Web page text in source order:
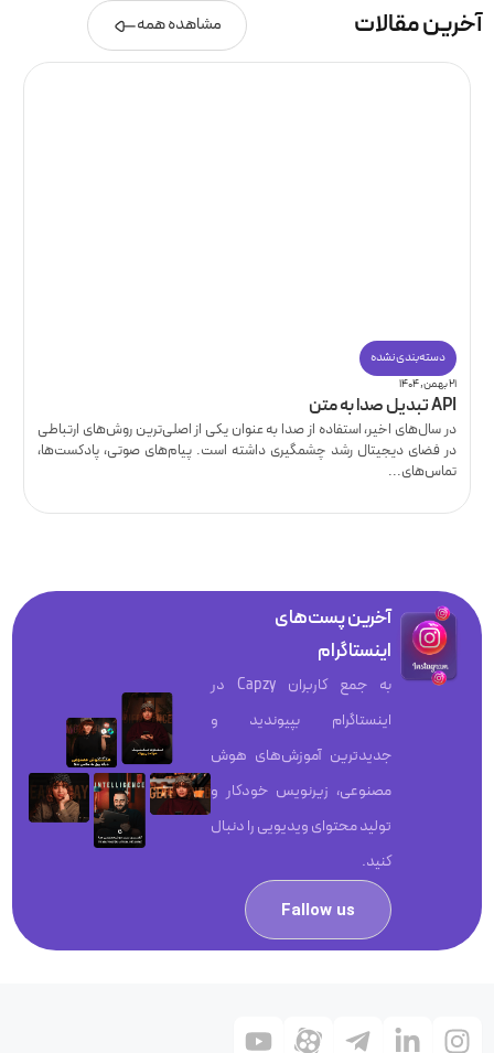
آخرین مقالات مشاهده همه
دسته‌بندی نشده
۲۱ بهمن, ۱۴۰۴
API تبدیل صدا به متن
در سال‌های اخیر، استفاده از صدا به عنوان یکی از اصلی‌ترین روش‌های ارتباطی
در فضای دیجیتال رشد چشمگیری داشته است. پیام‌های صوتی، پادکست‌ها،
تماس‌های...
آخرین پست‌های
اینستاگرام
به جمع کاربران Capzy در
اینستاگرام بپیوندید و
جدیدترین آموزش‌های هوش
مصنوعی، زیرنویس خودکار و
تولید محتوای ویدیویی را دنبال
کنید.
Fallow us